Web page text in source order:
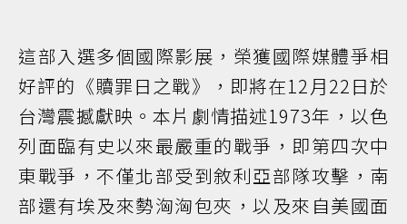
這部入選多個國際影展，榮獲國際媒體爭相
好評的《贖罪日之戰》，即將在12月22日於
台灣震撼獻映。本片劇情描述1973年，以色
列面臨有史以來最嚴重的戰爭，即第四次中
東戰爭，不僅北部受到敘利亞部隊攻擊，南
部還有埃及來勢洶洶包夾，以及來自美國面